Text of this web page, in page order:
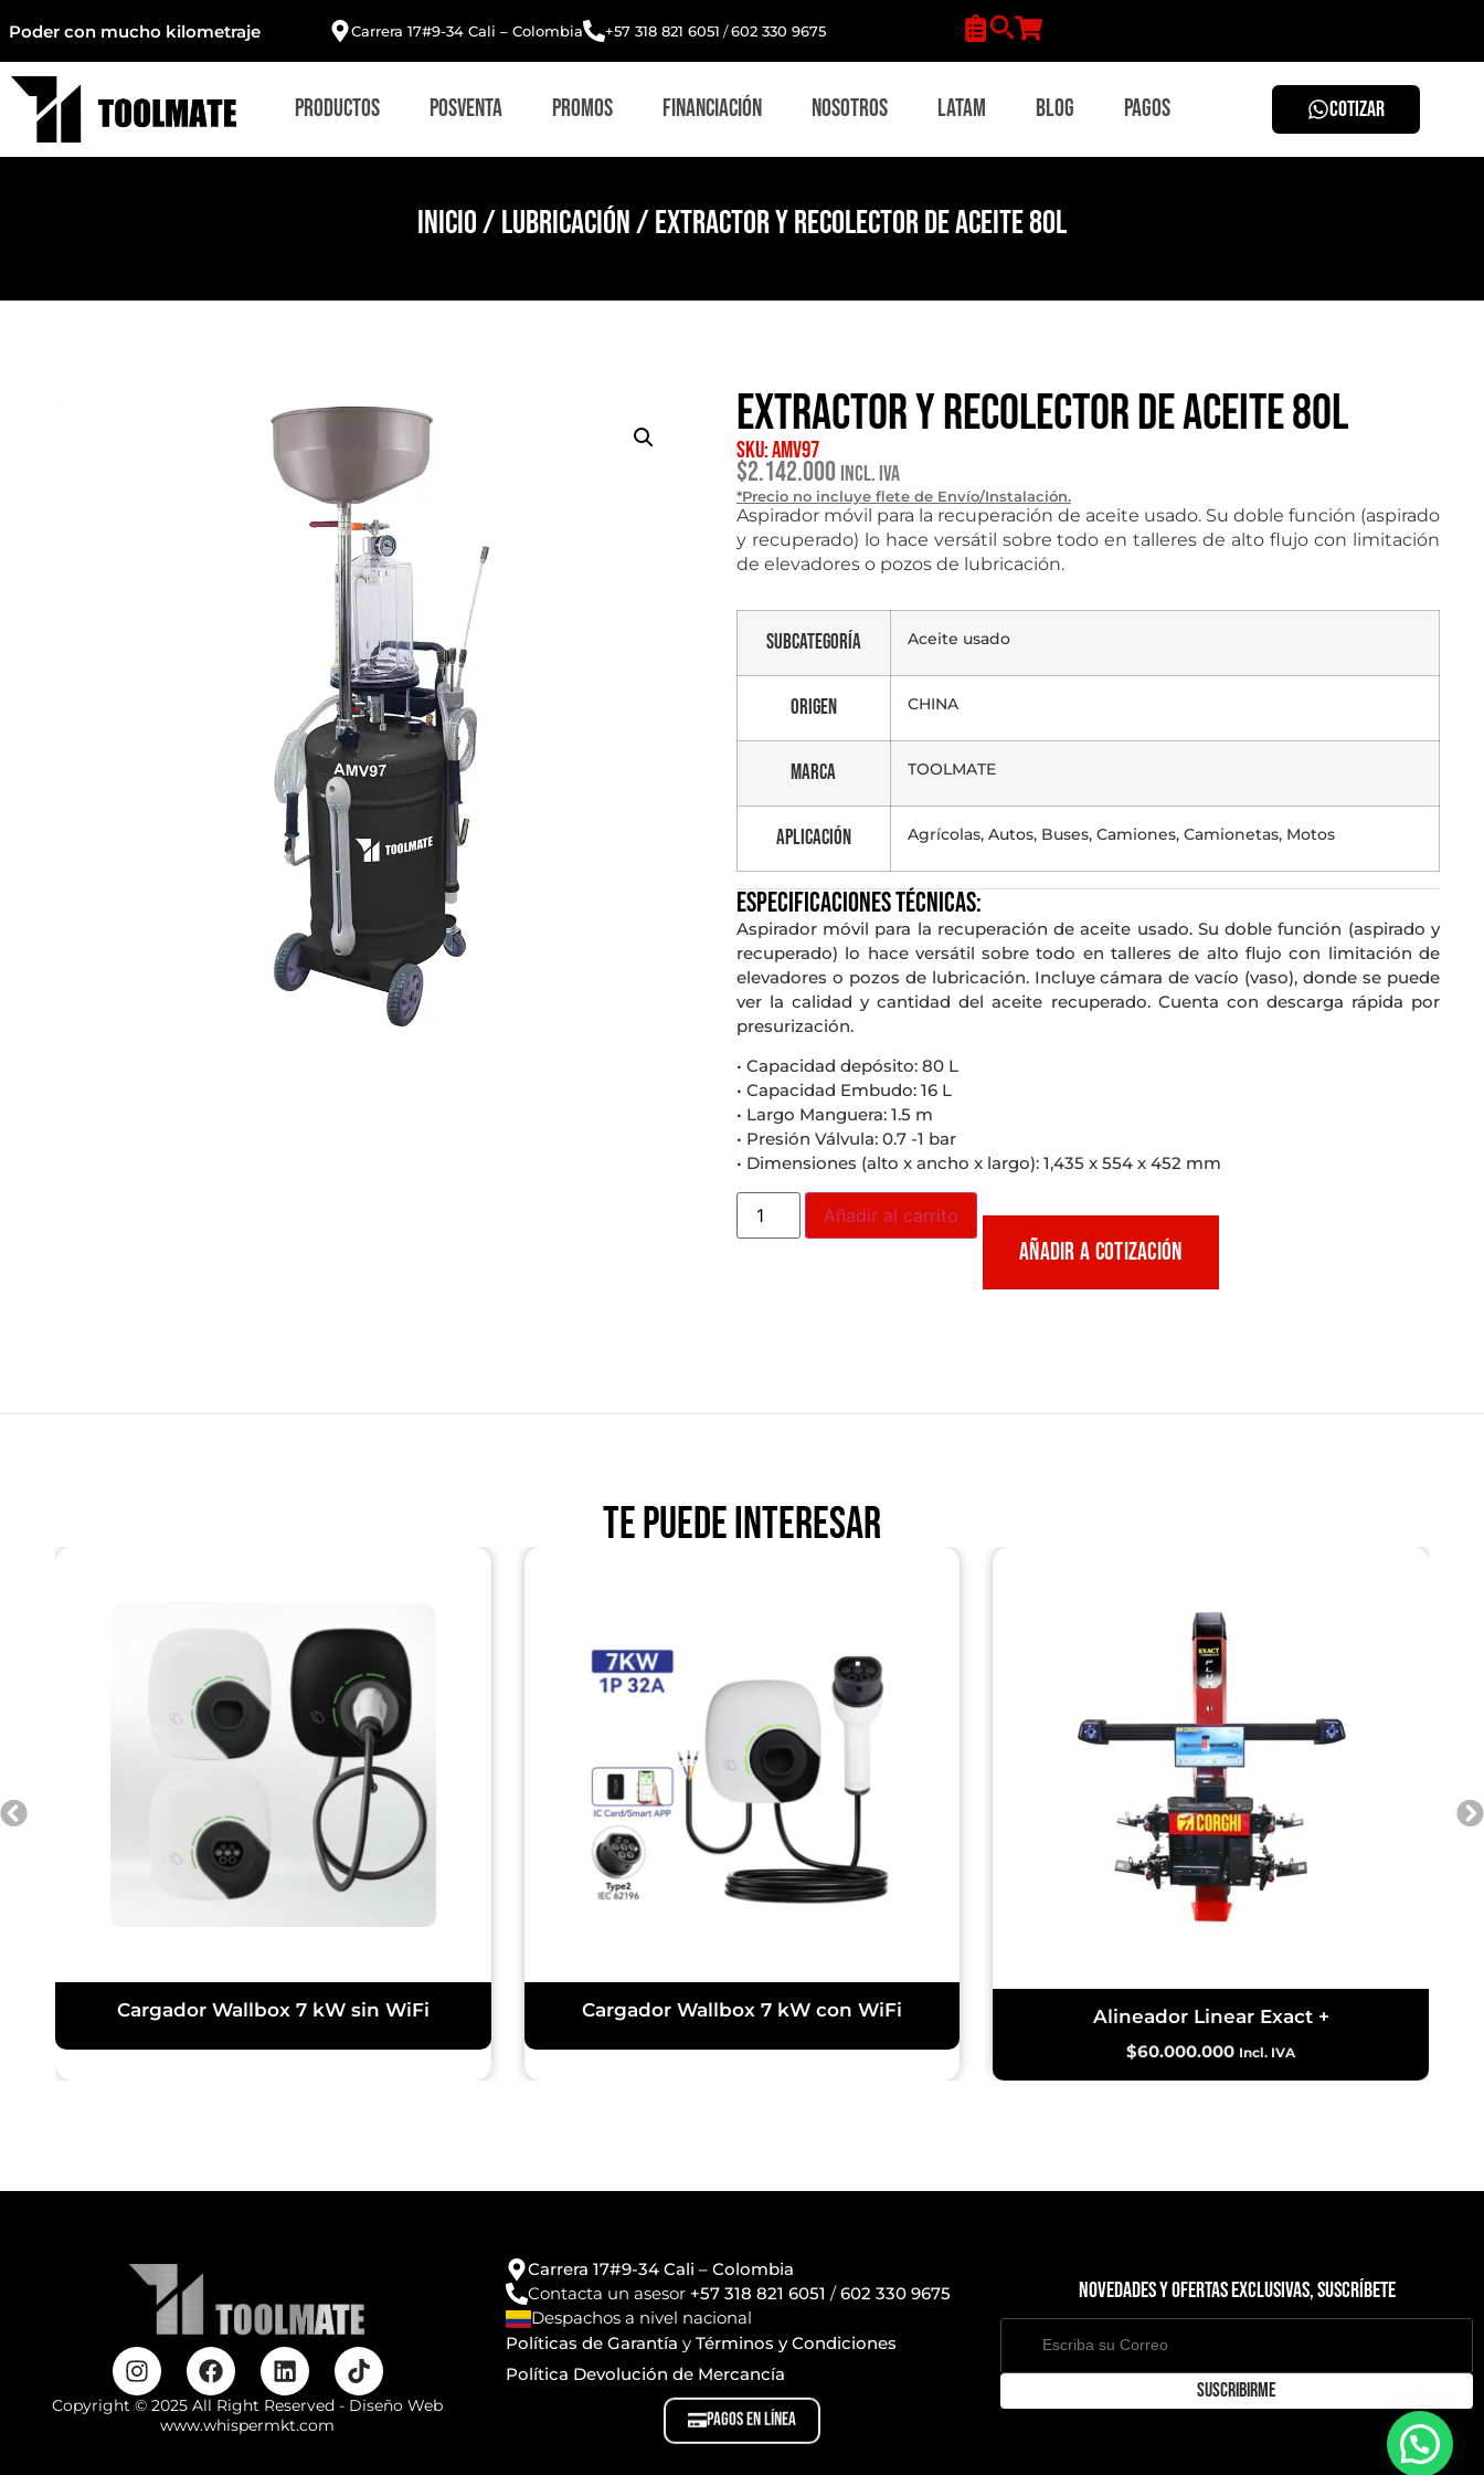
Poder con mucho kilometraje Carrera 17#9-34 Cali – Colombia +57 318 821 6051 /602 330 9675
Productos Posventa Promos Financiación Nosotros Latam Blog Pagos COTIZAR
Inicio/Lubricación/ Extractor y Recolector de Aceite 80L
Extractor y Recolector de Aceite 80L
SKU: AMV97
$2.142.000 Incl. IVA
*Precio no incluye flete de Envío/Instalación.
Aspirador móvil para la recuperación de aceite usado. Su doble función (aspirado
y recuperado) lo hace versátil sobre todo en talleres de alto flujo con limitación
de elevadores o pozos de lubricación.
Subcategoría Aceite usado
Origen CHINA
Marca TOOLMATE
Aplicación Agrícolas, Autos, Buses, Camiones, Camionetas, Motos
Especificaciones técnicas:
Aspirador móvil para la recuperación de aceite usado. Su doble función (aspirado y
recuperado) lo hace versátil sobre todo en talleres de alto flujo con limitación de
elevadores o pozos de lubricación. Incluye cámara de vacío (vaso), donde se puede
ver la calidad y cantidad del aceite recuperado. Cuenta con descarga rápida por
presurización.
• Capacidad depósito: 80 L
• Capacidad Embudo: 16 L
• Largo Manguera: 1.5 m
• Presión Válvula: 0.7 -1 bar
• Dimensiones (alto x ancho x largo): 1,435 x 554 x 452 mm
Añadir al carrito
AÑADIR A COTIZACIÓN
Te puede interesar
Cargador Wallbox 7 kW sin WiFi Cargador Wallbox 7 kW con WiFi Alineador Linear Exact +
$60.000.000 Incl. IVA
Copyright © 2025 All Right Reserved - Diseño Web
www.whispermkt.com
Carrera 17#9-34 Cali – Colombia
Contacta un asesor +57 318 821 6051 /602 330 9675
Despachos a nivel nacional
Políticas de Garantía y Términos y Condiciones
Política Devolución de Mercancía
PAGOS EN LÍNEA
Novedades y ofertas exclusivas, suscríbete